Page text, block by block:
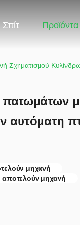
Σπίτι Προϊόντα
Σχηματισμού
αυτόματη
μηχανή
αποτελούν μηχανή